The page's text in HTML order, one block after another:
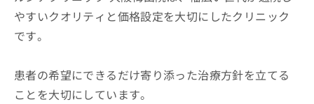
やすいクオリティと価格設定を大切にしたクリニック
です。
患者の希望にできるだけ寄り添った治療方針を立てる
ことを大切にしています。